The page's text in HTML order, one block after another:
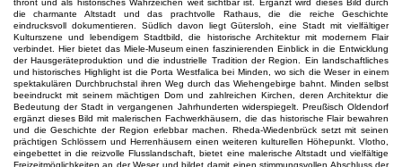
thront und als historisches Wahrzeichen weit sichtbar ist. Ergänzt wird dieses Bild durch
die charmante Altstadt und das prachtvolle Rathaus, die die reiche Geschichte
eindrucksvoll dokumentieren. Südlich davon liegt Gütersloh, eine Stadt mit vielfältiger
Kulturszene und lebendigem Stadtbild, die historische Architektur mit modernem Flair
verbindet. Hier bietet das Miele-Museum einen faszinierenden Einblick in die Entwicklung
der Hausgeräteproduktion und die industrielle Tradition der Region. Ein landschaftliches
und historisches Highlight ist die Porta Westfalica bei Minden, wo sich die Weser in einem
spektakulären Durchbruchstal ihren Weg durch das Wiehengebirge bahnt. Minden selbst
beeindruckt mit seinem mächtigen Dom und zahlreichen Kirchen, deren Architektur die
Bedeutung der Stadt in vergangenen Jahrhunderten widerspiegelt. Preußisch Oldendorf
ergänzt dieses Bild mit malerischen Fachwerkhäusern, die das historische Flair bewahren
und die Geschichte der Region erlebbar machen. Rheda-Wiedenbrück setzt mit seinen
prächtigen Schlössern und Herrenhäusern einen weiteren kulturellen Höhepunkt. Vlotho,
eingebettet in die reizvolle Flusslandschaft, bietet eine malerische Altstadt und vielfältige
Freizeitmöglichkeiten an der Weser und bildet damit einen stimmungsvollen Abschluss der